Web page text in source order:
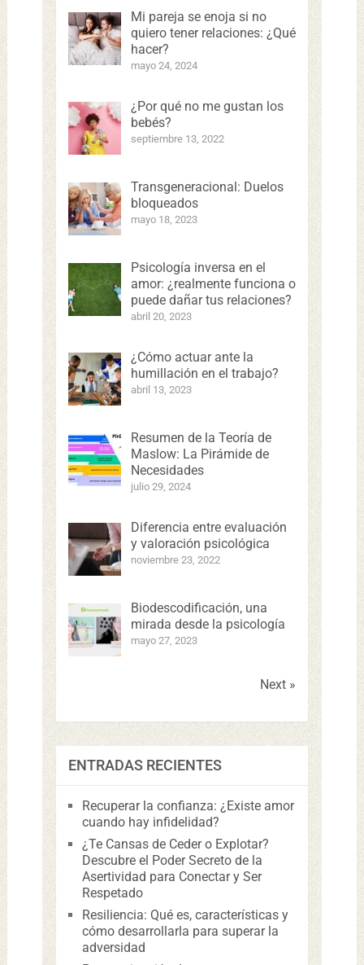
Mi pareja se enoja si no
quiero tener relaciones: ¿Qué
hacer?
mayo 24, 2024
¿Por qué no me gustan los
bebés?
septiembre 13, 2022
Transgeneracional: Duelos
bloqueados
mayo 18, 2023
Psicología inversa en el
amor: ¿realmente funciona o
puede dañar tus relaciones?
abril 20, 2023
¿Cómo actuar ante la
humillación en el trabajo?
abril 13, 2023
Resumen de la Teoría de
Maslow: La Pirámide de
Necesidades
julio 29, 2024
Diferencia entre evaluación
y valoración psicológica
noviembre 23, 2022
Biodescodificación, una
mirada desde la psicología
mayo 27, 2023
Next »
ENTRADAS RECIENTES
Recuperar la confianza: ¿Existe amor
cuando hay infidelidad?
¿Te Cansas de Ceder o Explotar?
Descubre el Poder Secreto de la
Asertividad para Conectar y Ser
Respetado
Resiliencia: Qué es, características y
cómo desarrollarla para superar la
adversidad